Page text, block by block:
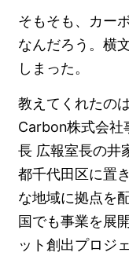
そもそも、カー
なんだろう。横
しまった。
教えてくれたの
Carbon株式会社
長 広報室長の井
都千代田区に置
な地域に拠点を
国でも事業を展
ット創出プロジ